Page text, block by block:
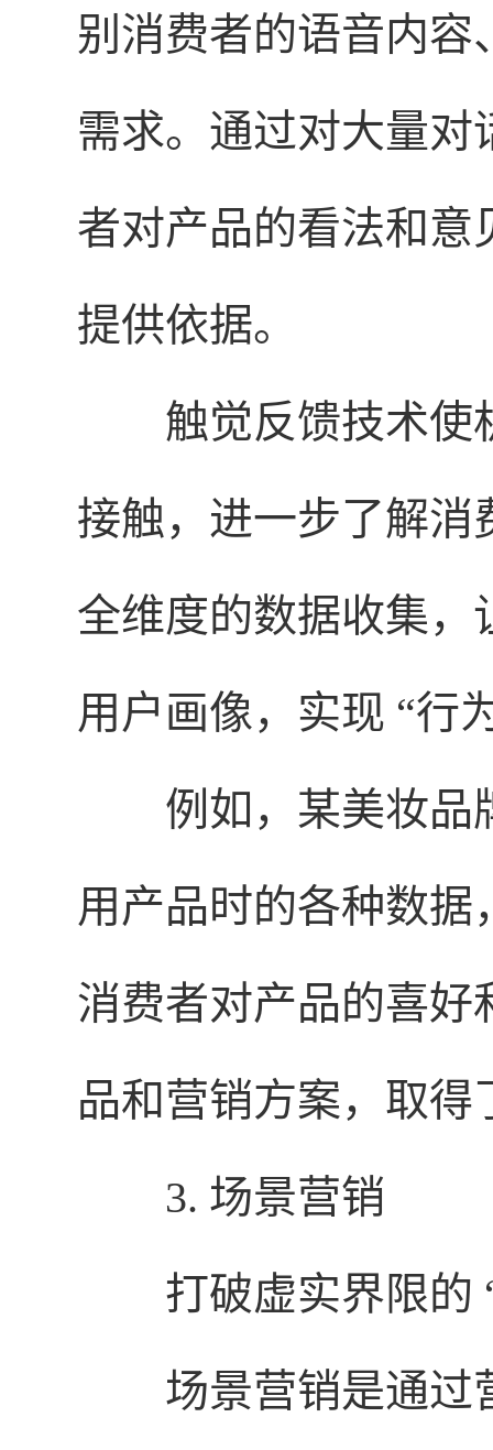
别消费者的语音内
需求。通过对大量
者对产品的看法和意
提供依据。
触觉反馈技术使
接触，进一步了解消
全维度的数据收集，
用户画像，实现 “行
例如，某美妆品
用产品时的各种数
消费者对产品的喜好
品和营销方案，取
3. 场景营销
打破虚实界限的
场景营销是通过